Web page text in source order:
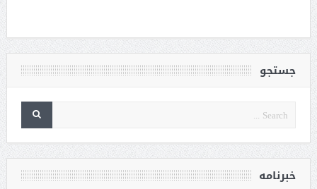
جستجو
خبرنامه